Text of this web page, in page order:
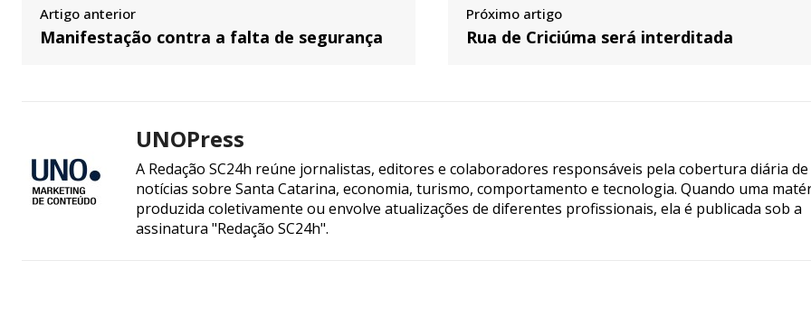
Artigo anterior
Manifestação contra a falta de segurança
Próximo artigo
Rua de Criciúma será interditada
UNOPress
A Redação SC24h reúne jornalistas, editores e colaboradores responsáveis pela cobertura diária de
notícias sobre Santa Catarina, economia, turismo, comportamento e tecnologia. Quando uma
produzida coletivamente ou envolve atualizações de diferentes profissionais, ela é publicada sob a
assinatura "Redação SC24h".